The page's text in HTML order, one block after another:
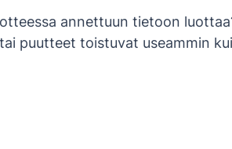
annettuun tietoon
puutteet toistuvat useammin